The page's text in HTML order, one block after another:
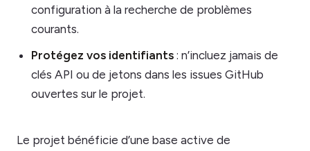
configuration à la recherche de problèmes
courants.
Protégez vos identifiants: n’incluez jamais de
clés API ou de jetons dans les issues GitHub
ouvertes sur le projet.
Le projet bénéficie d’une base active de